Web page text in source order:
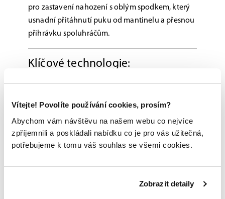
Vítejte! Povolíte používání cookies, prosím?
Abychom vám návštěvu na našem webu co nejvíce
zpříjemnili a poskládali nabídku co je pro vás užitečná,
potřebujeme k tomu váš souhlas se všemi cookies.
Zobrazit detaily
pro zastavení nahození s oblým spodkem, který
usnadní přitáhnutí puku od mantinelu a přesnou
přihrávku spoluhráčům.
Klíčové technologie:
Rukojeť : UD Carbon, 28" (zkrácená délka)
Čepel : Hybridní špička, TeXtreme® karbon,
jádro EXPANCEL